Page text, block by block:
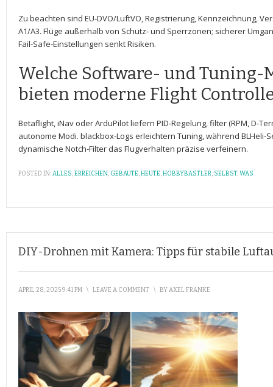
Zu beachten sind EU‑DVO/LuftVO, Registrierung, Kennzeichnung,
A1/A3. Flüge außerhalb von Schutz‑ und Sperrzonen; sicherer
Fail‑Safe‑Einstellungen senkt‍ Risiken.
Welche Software- ⁣und Tuning-
bieten moderne Flight
Betaflight, iNav oder ArduPilot liefern PID‑Regelung, filter (RPM,
autonome Modi. blackbox‑Logs erleichtern Tuning, während
dynamische‍ Notch‑Filter das Flugverhalten präzise⁤ verfeinern.
POSTED IN:ALLES,ERREICHEN, GEBAUTE,HEUTE,HOBBYBASTLER, SELBST,WAS
DIY-Drohnen mit Kamera: Tipps für stabile
APRIL 28, 2025 9:41 PM \ LEAVE A COMMENT \ BYAXEL FRANKE